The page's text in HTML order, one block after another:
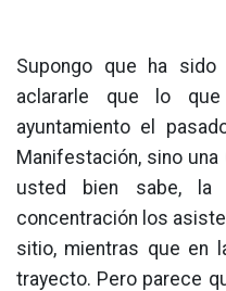
Supongo que ha
aclararle que lo
ayuntamiento el
Manifestación, sino una
usted bien sabe,
concentración los
sitio, mientras que en
trayecto. Pero parece